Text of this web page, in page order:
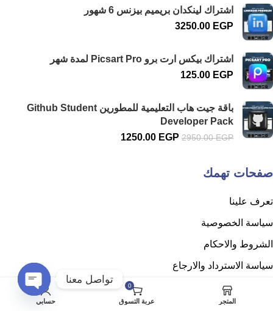
اشتراك لينكدان بريميم بيزنس 6 شهور
3250.00 EGP
اشتراك بيكس ارت برو Picsart Pro لمدة شهر
125.00 EGP
باقة جيت هاب التعليمية للمطورين Github Student
Developer Pack
2950.00EGP
1250.00 EGP
صفحات تهمك
تعرف علينا
سياسة الخصوصية
الشروط والاحكام
سياسة الاسترداد والارجاع
التسويق بالعمولة
المتجر
0
عربة التسوق حسابي
تواصل معنا